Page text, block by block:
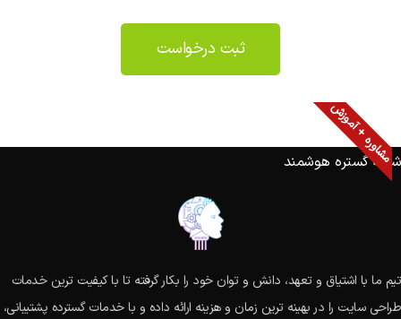
ثبت درخواست
مشاوره + آموزش
شبکه گستره هوشمند
تیم ما با اشتیاق و تعهد، دانش و توان خود را بکار گرفته تا با کیفیت ترین خدمات
طراحی سایت را در بهینه ترین زمان و هزینه ارائه داده و با خدمات گسترده پشتیبانی،